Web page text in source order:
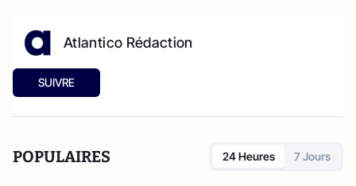
Atlantico Rédaction
SUIVRE
POPULAIRES 24 Heures 7 Jours